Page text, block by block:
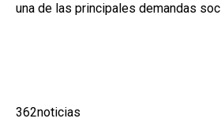
una de las principales demandas
362noticias